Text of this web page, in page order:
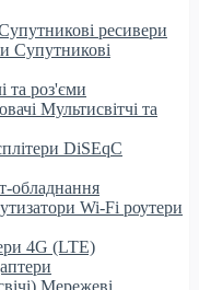
ресивери
Супутникові
та роз'єми
Мультисвітчі та
DiSEqC
обладнання
Wi-Fi роутери
4G (LTE)
Мережеві